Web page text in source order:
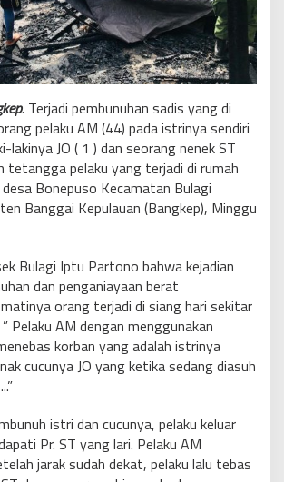
. Terjadi pembunuhan sadis yang di
pelaku AM (44) pada istrinya sendiri
lakinya JO ( 1 ) dan seorang nenek ST
tetangga pelaku yang terjadi di rumah
Bonepuso Kecamatan Bulagi
Banggai Kepulauan (Bangkep), Minggu
Bulagi Iptu Partono bahwa kejadian
dan penganiayaan berat
orang terjadi di siang hari sekitar
Pelaku AM dengan menggunakan
korban yang adalah istrinya
cucunya JO yang ketika sedang diasuh
istri dan cucunya, pelaku keluar
Pr. ST yang lari. Pelaku AM
jarak sudah dekat, pelaku lalu tebas